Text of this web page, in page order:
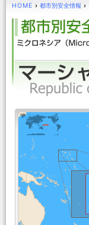
HOME › 都市別安全情報 ›